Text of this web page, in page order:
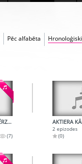
Pēc alfabēta Hronoloģiski
AKTRISES LILITAS BĒRZIŅAS DAIĻRADE
(7)
2 epizodes
(0)